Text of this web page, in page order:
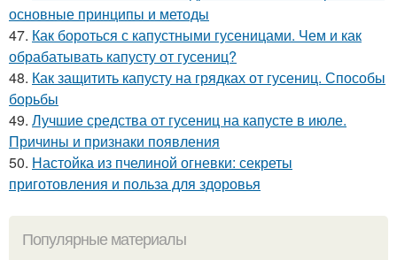
основные принципы и методы
47. Как бороться с капустными гусеницами. Чем и как
обрабатывать капусту от гусениц?
48. Как защитить капусту на грядках от гусениц. Способы
борьбы
49. Лучшие средства от гусениц на капусте в июле.
Причины и признаки появления
50. Настойка из пчелиной огневки: секреты
приготовления и польза для здоровья
Популярные материалы